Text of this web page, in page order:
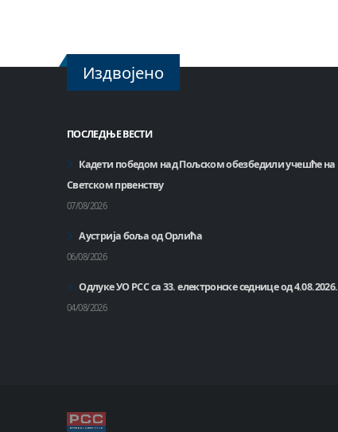
Издвојено
ПОСЛЕДЊЕ ВЕСТИ
Кадети победом над Пољском обезбедили учешће на
Светском првенству
07/08/2026
Аустрија боља од Орлића
06/08/2026
Одлуке УО РСС са 33. електронске седнице од 4.08.2026.
04/08/2026